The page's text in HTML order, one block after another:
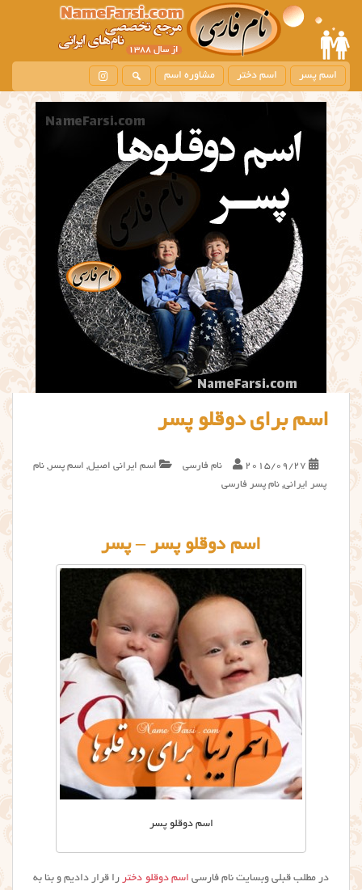
m
i
c
n
t
اسم پسر اسم دختر مشاوره اسم
اسم برای دوقلو پسر
2015/09/27 نام فارسی اسم ایرانی اصیل, اسم پسر , نام
پسر ایرانی, نام پسر فارسی
اسم دوقلو پسر – پسر
اسم دوقلو پسر
در مطلب قبلی وبسایت نام فارسی اسم دوقلو دختر را قرار دادیم و بنا به